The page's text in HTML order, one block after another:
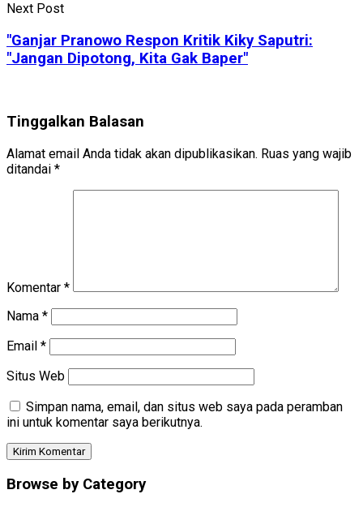
Next Post
"Ganjar Pranowo Respon Kritik Kiky Saputri:
"Jangan Dipotong, Kita Gak Baper"
Tinggalkan Balasan
Alamat email Anda tidak akan dipublikasikan. Ruas yang wajib
ditandai *
Komentar *
Nama *
Email *
Situs Web
Simpan nama, email, dan situs web saya pada peramban
ini untuk komentar saya berikutnya.
Browse by Category